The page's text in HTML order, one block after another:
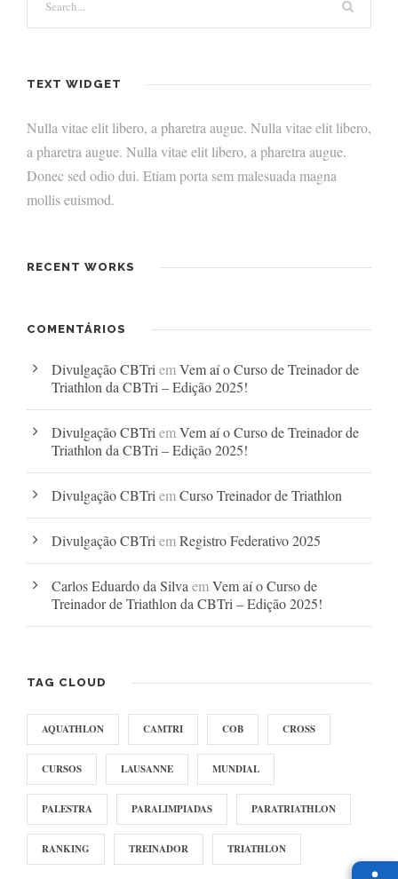
TEXT WIDGET
Nulla vitae elit libero, a pharetra augue. Nulla vitae elit libero,
a pharetra augue. Nulla vitae elit libero, a pharetra augue.
Donec sed odio dui. Etiam porta sem malesuada magna
mollis euismod.
RECENT WORKS
COMENTÁRIOS
Divulgação CBTriemVem aí o Curso de Treinador de
Triathlon da CBTri – Edição 2025!
Divulgação CBTriemVem aí o Curso de Treinador de
Triathlon da CBTri – Edição 2025!
Divulgação CBTriemCurso Treinador de Triathlon
Divulgação CBTriemRegistro Federativo 2025
Carlos Eduardo da SilvaemVem aí o Curso de
Treinador de Triathlon da CBTri – Edição 2025!
TAG CLOUD
AQUATHLON CAMTRI COB CROSS
CURSOS LAUSANNE MUNDIAL
PALESTRA PARALIMPIADAS PARATRIATHLON
RANKING TREINADOR TRIATHLON